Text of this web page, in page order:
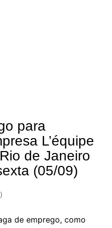
para
L’équipe
de Janeiro
(05/09)
de emprego, como